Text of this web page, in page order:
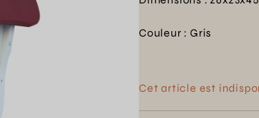
Couleur : Gris
Cet article est